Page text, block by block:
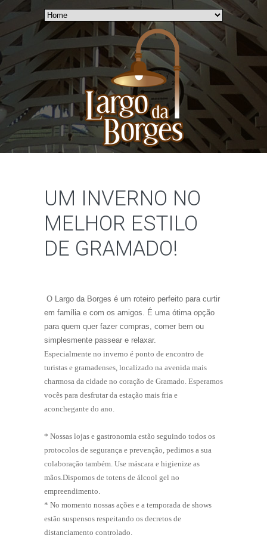
UM INVERNO NO
MELHOR ESTILO
DE GRAMADO!
O Largo da Borges é um roteiro perfeito para curtir
em família e com os amigos. É uma ótima opção
para quem quer fazer compras, comer bem ou
simplesmente passear e relaxar.
Especialmente no inverno é ponto de encontro de
turistas e gramadenses, localizado na avenida mais
charmosa da cidade no coração de Gramado. Esperamos
vocês para desfrutar da estação mais fria e
aconchegante do ano.
* Nossas lojas e gastronomia estão seguindo todos os
protocolos de segurança e prevenção, pedimos a sua
colaboração também. Use máscara e higienize as
mãos.Dispomos de totens de álcool gel no
empreendimento.
* No momento nossas ações e a temporada de shows
estão suspensos respeitando os decretos de
distanciamento controlado.